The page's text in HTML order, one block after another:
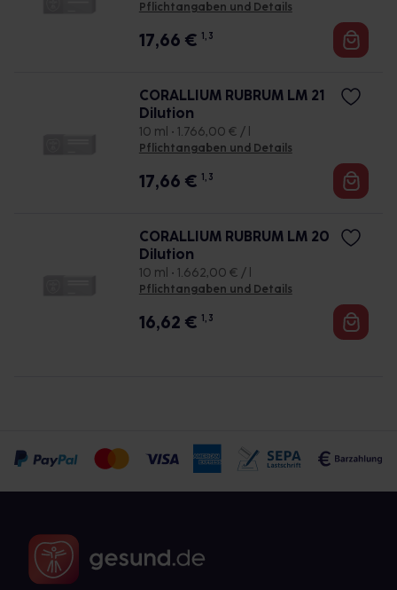
Pflichtangaben und Details
17,66 € 1, 3
CORALLIUM RUBRUM LM 21
Dilution
10 ml • 1.766,00 € / l
Pflichtangaben und Details
17,66 € 1, 3
CORALLIUM RUBRUM LM 20
Dilution
10 ml • 1.662,00 € / l
Pflichtangaben und Details
16,62 € 1, 3